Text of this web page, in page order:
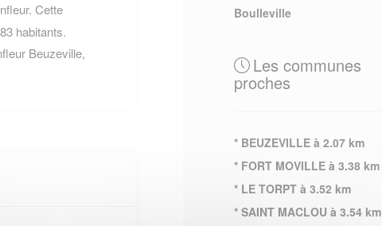
Cette
habitants.
Beuzeville,
Boulleville
Les communes
proches
* BEUZEVILLE à 2.07 km
* FORT MOVILLE à 3.38 km
* LE TORPT à 3.52 km
* SAINT MACLOU à 3.54 km